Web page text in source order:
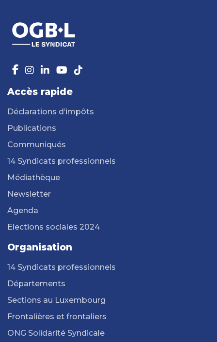
Accès rapide
Déclarations d’impôts
Publications
Communiqués
14 Syndicats professionnels
Médiathèque
Newsletter
Agenda
Elections sociales 2024
Organisation
14 Syndicats professionnels
Départements
Sections au Luxembourg
Frontalières et frontaliers
ONG Solidarité Syndicale